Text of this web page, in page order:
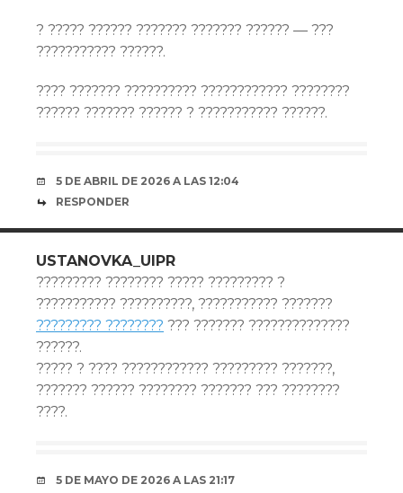
? ????? ?????? ??????? ??????? ?????? — ???
??????????? ??????.
???? ??????? ?????????? ???????????? ????????
?????? ??????? ?????? ? ??????????? ??????.
5 DE ABRIL DE 2026 A LAS 12:04
RESPONDER
USTANOVKA_UIPR
????????? ???????? ????? ????????? ?
??????????? ??????????, ??????????? ???????
????????? ???????? ??? ??????? ??????????????
??????.
????? ? ???? ???????????? ????????? ???????,
??????? ?????? ???????? ??????? ??? ????????
????.
5 DE MAYO DE 2026 A LAS 21:17